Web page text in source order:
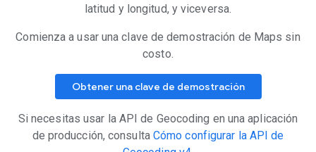
latitud y longitud, y viceversa.
Comienza a usar una clave de demostración de Maps sin
costo.
Obtener una clave de demostración
Si necesitas usar la API de Geocoding en una aplicación
de producción, consulta Cómo configurar la API de